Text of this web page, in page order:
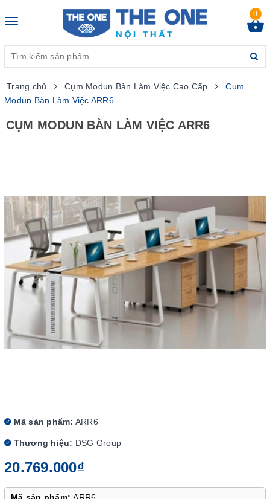
Toggle
0
Trang chủ Cụm Modun Bàn Làm Việc Cao Cấp
Cụm
Modun Bàn Làm Việc ARR6
CỤM MODUN BÀN LÀM VIỆC ARR6
Mã sản phẩm: ARR6
Thương hiệu: DSG Group
20.769.000₫